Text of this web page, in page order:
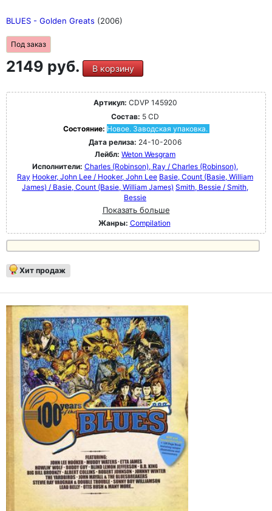
BLUES - Golden Greats (2006)
Под заказ
2149 руб. В корзину
Артикул: CDVP 145920
Состав: 5 CD
Состояние: Новое. Заводская упаковка.
Дата релиза: 24-10-2006
Лейбл: Weton Wesgram
Исполнители: Charles (Robinson), Ray / Charles (Robinson),
Ray Hooker, John Lee / Hooker, John Lee Basie, Count (Basie, William
James) / Basie, Count (Basie, William James) Smith, Bessie / Smith,
Bessie
Показать больше
Жанры: Compilation
Хит продаж